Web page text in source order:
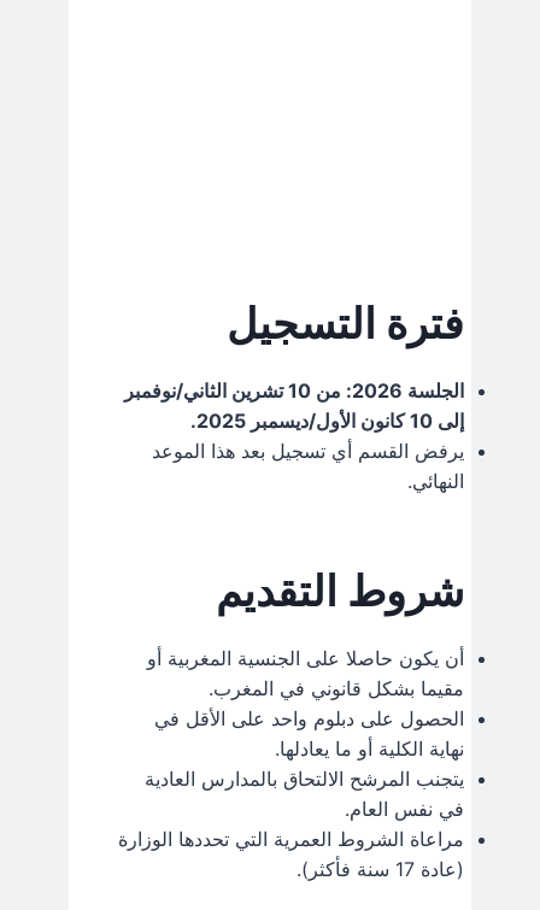
فترة التسجيل
الجلسة 2026: من 10 تشرين الثاني/نوفمبر
إلى 10 كانون الأول/ديسمبر 2025.
يرفض القسم أي تسجيل بعد هذا الموعد
النهائي.
شروط التقديم
أن يكون حاصلا على الجنسية المغربية أو
مقيما بشكل قانوني في المغرب.
الحصول على دبلوم واحد على الأقل في
نهاية الكلية أو ما يعادلها.
يتجنب المرشح الالتحاق بالمدارس العادية
في نفس العام.
مراعاة الشروط العمرية التي تحددها الوزارة
(عادة 17 سنة فأكثر).